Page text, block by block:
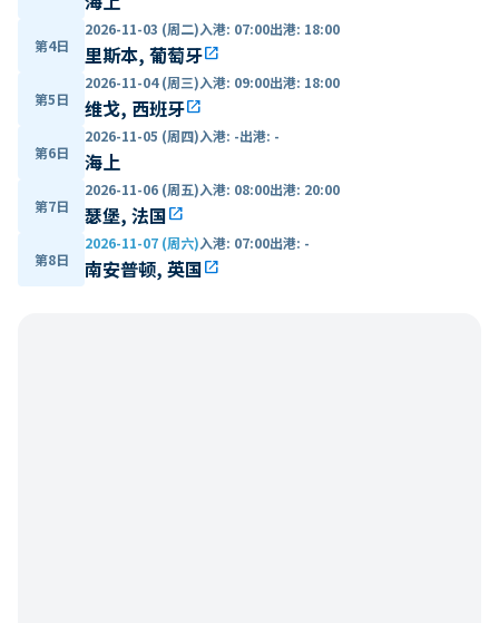
第4日
2026-11-03 (周二)入港: 07:00出港: 18:00
里斯本, 葡萄牙open_in_new
第5日
2026-11-04 (周三)入港: 09:00出港: 18:00
维戈, 西班牙open_in_new
第6日
2026-11-05 (周四)入港: -出港: -
海上
第7日
2026-11-06 (周五)入港: 08:00出港: 20:00
瑟堡, 法国open_in_new
第8日
2026-11-07 (周六)入港: 07:00出港: -
南安普顿, 英国open_in_new